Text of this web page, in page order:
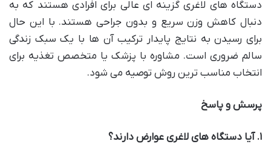
دستگاه های لاغری گزینه ای عالی برای افرادی هستند که به
دنبال کاهش وزن سریع و بدون جراحی هستند. با این حال
برای رسیدن به نتایج پایدار ترکیب آن ها با یک سبک زندگی
سالم ضروری است. مشاوره با پزشک یا متخصص تغذیه برای
انتخاب مناسب ترین روش توصیه می شود.
پرسش و پاسخ
۱.آیا دستگاه های لاغری عوارض دارند؟